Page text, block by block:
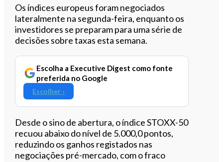
Ouvir este artigo
Os índices europeus foram negociados
lateralmente na segunda-feira, enquanto os
investidores se preparam para uma série de
decisões sobre taxas esta semana.
Escolha a Executive Digest como fonte
preferida no Google
Escolher ›
Desde o sino de abertura, o índice STOXX-50
recuou abaixo do nível de 5.000,0 pontos,
reduzindo os ganhos registados nas
negociações pré-mercado, com o fraco